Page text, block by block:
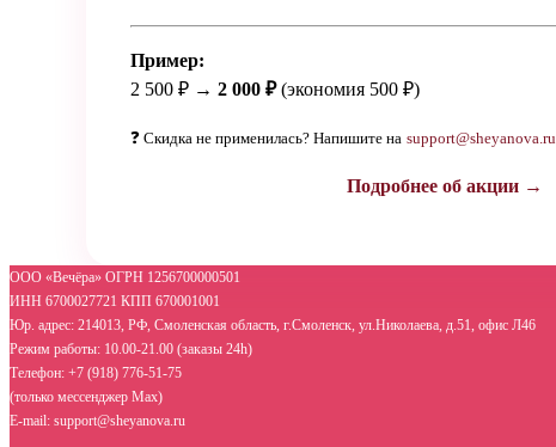
Пример:
2 500 ₽ → 2 000 ₽(экономия 500 ₽)
❓ Скидка не применилась? Напишите на support@sheyanova.ru
Подробнее об акции →
ООО «Вечёра» ОГРН 1256700000501
ИНН 6700027721 КПП 670001001
Юр. адрес: 214013, РФ, Смоленская область, г.Смоленск, ул.Николаева, д.51, офис Л46
Режим работы: 10.00-21.00 (заказы 24h)
Телефон: +7 (918) 776-51-75
(только мессенджер Max)
E-mail: support@sheyanova.ru